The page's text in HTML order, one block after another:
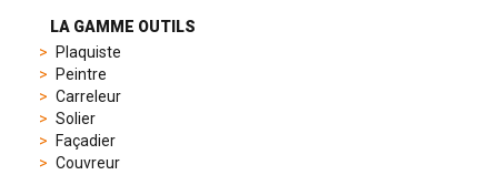
sporty
chronographs
elegant
watches.
LA GAMME OUTILS
Plaquiste
Peintre
Carreleur
Solier
Façadier
Couvreur